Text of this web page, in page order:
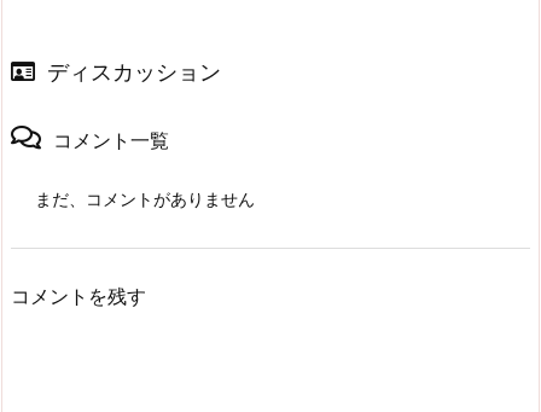
ディスカッション
コメント一覧
まだ、コメントがありません
コメントを残す